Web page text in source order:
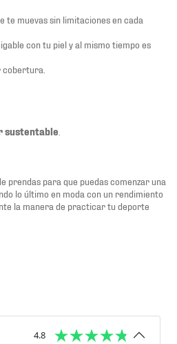
te muevas sin limitaciones en cada
con tu piel y al mismo tiempo es
cobertura.
sustentable
prendas para que puedas comenzar una
lo último en moda con un rendimiento
la manera de practicar tu deporte
4.8